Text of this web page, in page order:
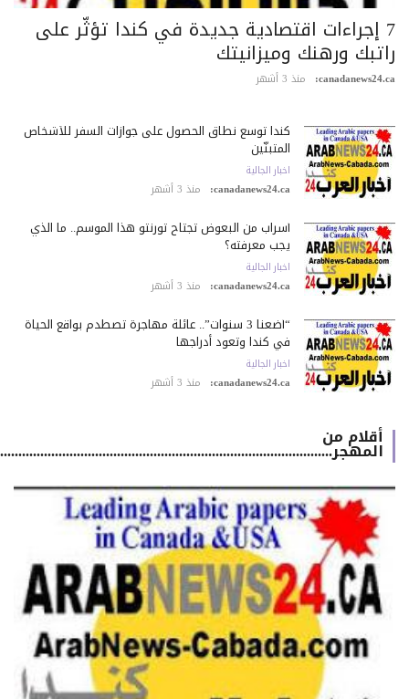
7 إجراءات اقتصادية جديدة في كندا تؤثّر على
ورهنك وميزانيتك
منذ 3 أشهر
كندا توسع نطاق الحصول على جوازات السفر للأشخاص
المتبنّين
اخبار الجالية
canadanews24.ca: منذ 3 أشهر
أسراب من البعوض تجتاح تورنتو هذا الموسم.. ما الذي
يجب معرفته؟
اخبار الجالية
canadanews24.ca: منذ 3 أشهر
“أضعنا 3 سنوات”.. عائلة مهاجرة تصطدم بواقع الحياة
في كندا وتعود أدراجها
اخبار الجالية
canadanews24.ca: منذ 3 أشهر
أقلام من
المهجر.................................................................................................